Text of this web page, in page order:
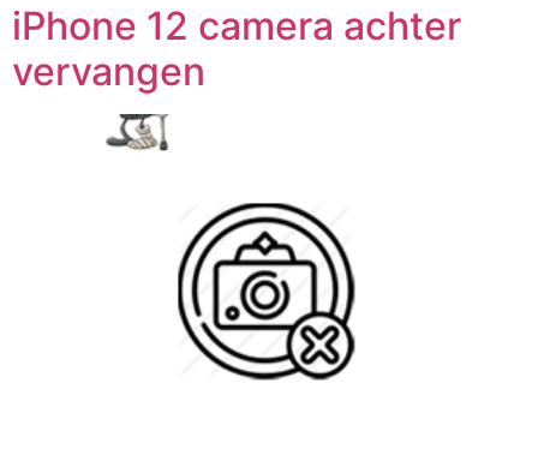
iPhone 12 camera achter
vervangen